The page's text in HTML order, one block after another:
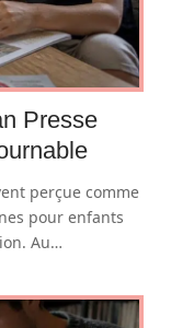
Presse
perçue comme
pour enfants
Au…